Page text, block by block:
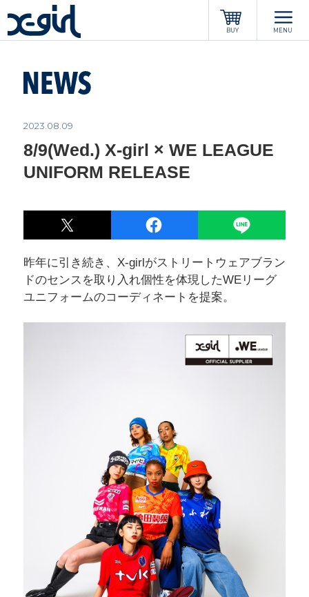
BUY MENU
2023.08.09
8/9(Wed.) X-girl × WE LEAGUE
UNIFORM RELEASE
昨年に引き続き、X-girlがストリートウェアブラン
ドのセンスを取り入れ個性を体現したWEリーグ
ユニフォームのコーディネートを提案。